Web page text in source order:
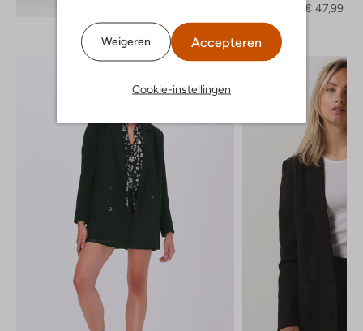
Weigeren Accepteren
Cookie-instellingen
€ 47,99